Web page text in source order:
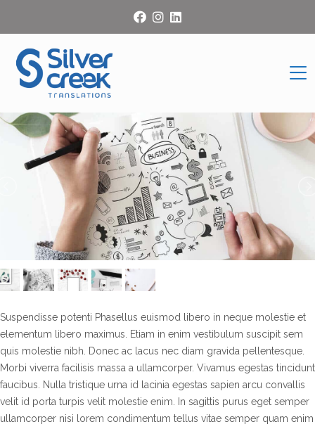
Suspendisse potenti Phasellus euismod libero in neque molestie et
elementum libero maximus. Etiam in enim vestibulum suscipit sem
quis molestie nibh. Donec ac lacus nec diam gravida pellentesque.
Morbi viverra facilisis massa a ullamcorper. Vivamus egestas tincidunt
faucibus. Nulla tristique urna id lacinia egestas sapien arcu convallis
velit id porta turpis velit molestie enim. In sagittis purus eget semper
ullamcorper nisi lorem condimentum tellus vitae semper quam enim